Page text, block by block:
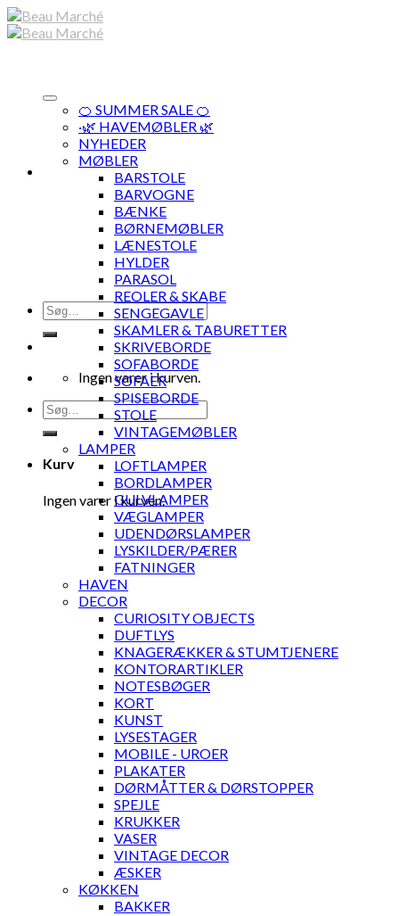
Skip
to
Søg
efter:
Ingen varer i kurven.
Søg
efter:
Kurv
Ingen varer i kurven.
🍊 SUMMER SALE 🍊
·🌿 HAVEMØBLER 🌿
NYHEDER
MØBLER
BARSTOLE
BARVOGNE
BÆNKE
BØRNEMØBLER
LÆNESTOLE
HYLDER
PARASOL
REOLER & SKABE
SENGEGAVLE
SKAMLER & TABURETTER
SKRIVEBORDE
SOFABORDE
SOFAER
SPISEBORDE
STOLE
VINTAGEMØBLER
LAMPER
LOFTLAMPER
BORDLAMPER
GULVLAMPER
VÆGLAMPER
UDENDØRSLAMPER
LYSKILDER/PÆRER
FATNINGER
HAVEN
DECOR
CURIOSITY OBJECTS
DUFTLYS
KNAGERÆKKER & STUMTJENERE
KONTORARTIKLER
NOTESBØGER
KORT
KUNST
LYSESTAGER
MOBILE - UROER
PLAKATER
DØRMÅTTER & DØRSTOPPER
SPEJLE
KRUKKER
VASER
VINTAGE DECOR
ÆSKER
KØKKEN
BAKKER